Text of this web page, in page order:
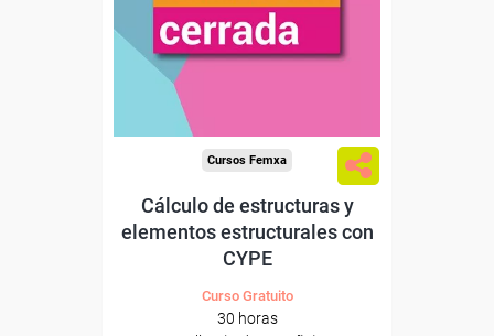
Cursos Femxa
Cálculo de estructuras y
elementos estructurales con
CYPE
Curso Gratuito
30 horas